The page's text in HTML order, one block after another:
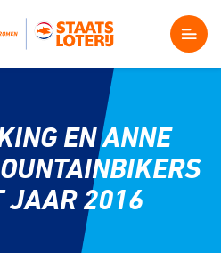
EN ANNE
JAAR 2016
Mountainbiken
E-Racing
ID-Cycling